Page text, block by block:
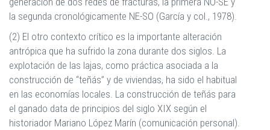
la segunda cronológicamente NE-SO (García y col., 1978).
(2) El otro contexto crítico es la importante alteración
antrópica que ha sufrido la zona durante dos siglos. La
explotación de las lajas, como práctica asociada a la
construcción de “teñás” y de viviendas, ha sido el habitual
en las economías locales. La construcción de teñás para
el ganado data de principios del siglo XIX según el
historiador Mariano López Marín (comunicación personal).